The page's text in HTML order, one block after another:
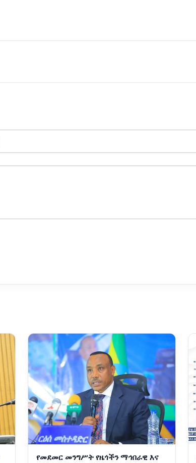
የመደመር መንግሥት የዜጎችን ማኅበራዊ እና